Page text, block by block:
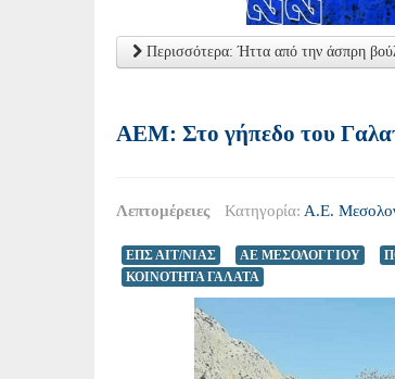
Περισσότερα: Ήττα από την άσπρη
ΑΕΜ: Στο γήπεδο του
Λεπτομέρειες Κατηγορία: Α.Ε.
ΕΠΣ ΑΙΤ/ΝΙΑΣ ΑΕ ΜΕΣΟΛΟΓΓΙΟΥ
ΚΟΙΝΟΤΗΤΑ ΓΑΛΑΤΑ